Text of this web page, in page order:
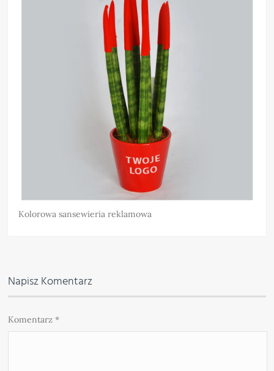
Kolorowa sansewieria reklamowa
Napisz Komentarz
Komentarz*